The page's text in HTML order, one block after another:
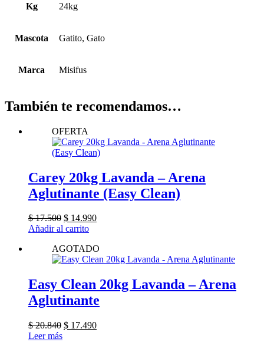
Kg 24kg
Mascota Gatito, Gato
Marca Misifus
También te recomendamos…
OFERTA
Carey 20kg Lavanda – Arena
Aglutinante (Easy Clean)
$17.500 El
precio
era:
$ 17.500.
$ 14.990El
es:
$ 14.990.
Añadir al carrito
AGOTADO
Easy Clean 20kg Lavanda – Arena
Aglutinante
$20.840 El
$ 17.490El
Leer más